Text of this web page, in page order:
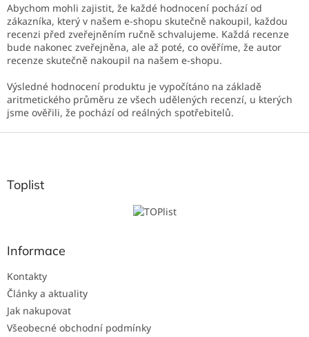
Abychom mohli zajistit, že každé hodnocení pochází od
zákazníka, který v našem e-shopu skutečně nakoupil, každou
recenzi před zveřejněním ručně schvalujeme. Každá recenze
bude nakonec zveřejněna, ale až poté, co ověříme, že autor
recenze skutečně nakoupil na našem e-shopu.
Výsledné hodnocení produktu je vypočítáno na základě
aritmetického průměru ze všech udělených recenzí, u kterých
jsme ověřili, že pochází od reálných spotřebitelů.
Z
aToplist
Informace
Kontakty
Články a aktuality
Jak nakupovat
Všeobecné obchodní podmínky